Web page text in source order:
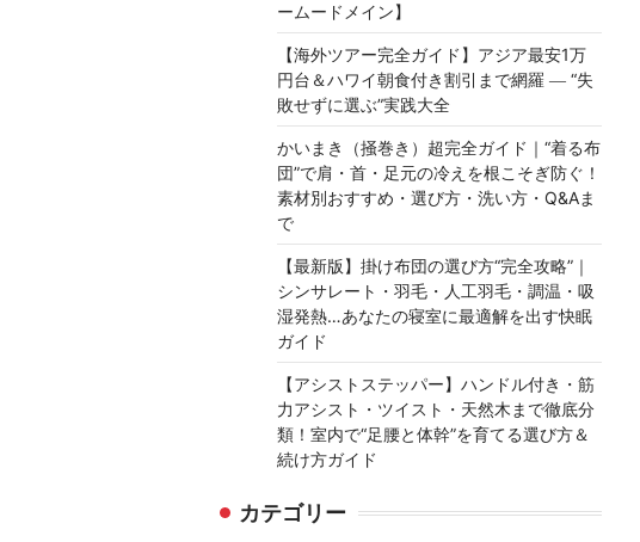
ームードメイン】
【海外ツアー完全ガイド】アジア最安1万
円台＆ハワイ朝食付き割引まで網羅 ― “失
敗せずに選ぶ”実践大全
かいまき（掻巻き）超完全ガイド｜“着る布
団”で肩・首・足元の冷えを根こそぎ防ぐ！
素材別おすすめ・選び方・洗い方・Q&Aま
で
【最新版】掛け布団の選び方“完全攻略”｜
シンサレート・羽毛・人工羽毛・調温・吸
湿発熱…あなたの寝室に最適解を出す快眠
ガイド
【アシストステッパー】ハンドル付き・筋
力アシスト・ツイスト・天然木まで徹底分
類！室内で“足腰と体幹”を育てる選び方＆
続け方ガイド
カテゴリー